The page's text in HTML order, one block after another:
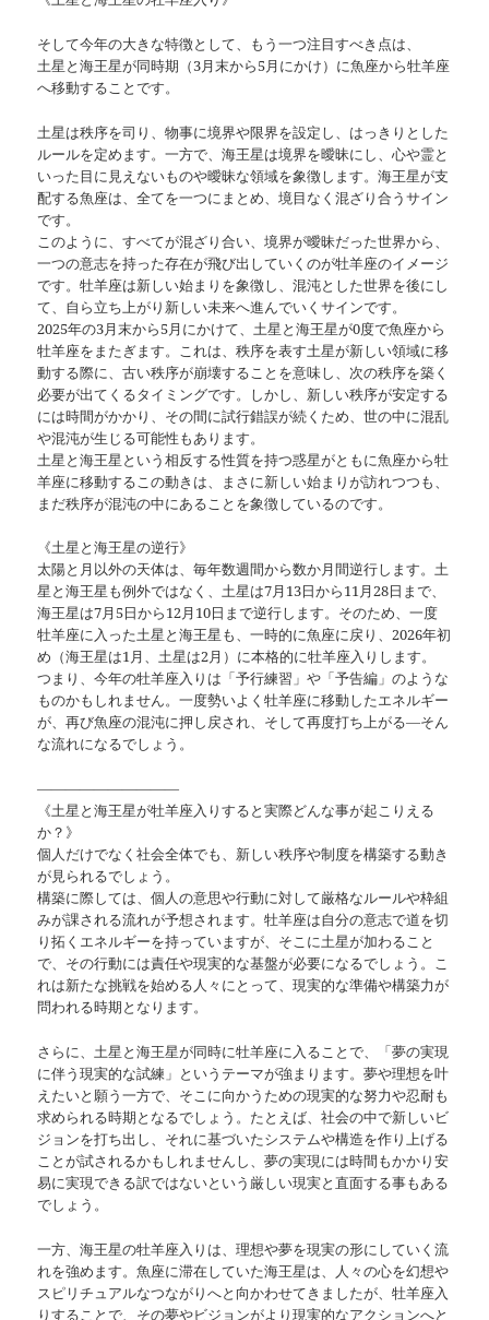
そして今年の大きな特徴として、もう一つ注目すべき点は、
土星と海王星が同時期（3月末から5月にかけ）に魚座から牡羊座
へ移動することです。
土星は秩序を司り、物事に境界や限界を設定し、はっきりとした
ルールを定めます。一方で、海王星は境界を曖昧にし、心や霊と
いった目に見えないものや曖昧な領域を象徴します。海王星が支
配する魚座は、全てを一つにまとめ、境目なく混ざり合うサイン
です。
このように、すべてが混ざり合い、境界が曖昧だった世界から、
一つの意志を持った存在が飛び出していくのが牡羊座のイメージ
です。牡羊座は新しい始まりを象徴し、混沌とした世界を後にし
て、自ら立ち上がり新しい未来へ進んでいくサインです。
2025年の3月末から5月にかけて、土星と海王星が0度で魚座から
牡羊座をまたぎます。これは、秩序を表す土星が新しい領域に移
動する際に、古い秩序が崩壊することを意味し、次の秩序を築く
必要が出てくるタイミングです。しかし、新しい秩序が安定する
には時間がかかり、その間に試行錯誤が続くため、世の中に混乱
や混沌が生じる可能性もあります。
土星と海王星という相反する性質を持つ惑星がともに魚座から牡
羊座に移動するこの動きは、まさに新しい始まりが訪れつつも、
まだ秩序が混沌の中にあることを象徴しているのです。
《土星と海王星の逆行》
太陽と月以外の天体は、毎年数週間から数か月間逆行します。土
星と海王星も例外ではなく、土星は7月13日から11月28日まで、
海王星は7月5日から12月10日まで逆行します。そのため、一度
牡羊座に入った土星と海王星も、一時的に魚座に戻り、2026年初
め（海王星は1月、土星は2月）に本格的に牡羊座入りします。
つまり、今年の牡羊座入りは「予行練習」や「予告編」のような
ものかもしれません。一度勢いよく牡羊座に移動したエネルギー
が、再び魚座の混沌に押し戻され、そして再度打ち上がる―そん
な流れになるでしょう。
――――――――――
《土星と海王星が牡羊座入りすると実際どんな事が起こりえる
か？》
個人だけでなく社会全体でも、新しい秩序や制度を構築する動き
が見られるでしょう。
構築に際しては、個人の意思や行動に対して厳格なルールや枠組
みが課される流れが予想されます。牡羊座は自分の意志で道を切
り拓くエネルギーを持っていますが、そこに土星が加わること
で、その行動には責任や現実的な基盤が必要になるでしょう。こ
れは新たな挑戦を始める人々にとって、現実的な準備や構築力が
問われる時期となります。
さらに、土星と海王星が同時に牡羊座に入ることで、「夢の実現
に伴う現実的な試練」というテーマが強まります。夢や理想を叶
えたいと願う一方で、そこに向かうための現実的な努力や忍耐も
求められる時期となるでしょう。たとえば、社会の中で新しいビ
ジョンを打ち出し、それに基づいたシステムや構造を作り上げる
ことが試されるかもしれませんし、夢の実現には時間もかかり安
易に実現できる訳ではないという厳しい現実と直面する事もある
でしょう。
一方、海王星の牡羊座入りは、理想や夢を現実の形にしていく流
れを強めます。魚座に滞在していた海王星は、人々の心を幻想や
スピリチュアルなつながりへと向かわせてきましたが、牡羊座入
りすることで、その夢やビジョンがより現実的なアクションへと